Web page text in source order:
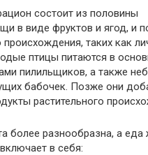
состоит из половины
в виде фруктов и ягод, и
таких как
птицы питаются в
пилильщиков, а также
бабочек. Позже они
растительного
более разнообразна, а еда
в себя: